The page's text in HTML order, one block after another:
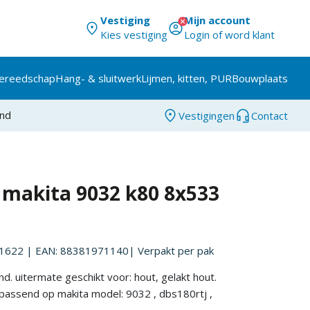
Vestiging
Kies vestiging
Mijn account
Login of word klant
Hang- & sluitwerkLijmen, kitten, PURBouwplaats
Vestigingen Contact
9032 k80 8x533
| EAN: 88381971140 | Verpakt per pak
uitermate geschikt voor: hout, gelakt hout.
op makita model: 9032 , dbs180rtj ,